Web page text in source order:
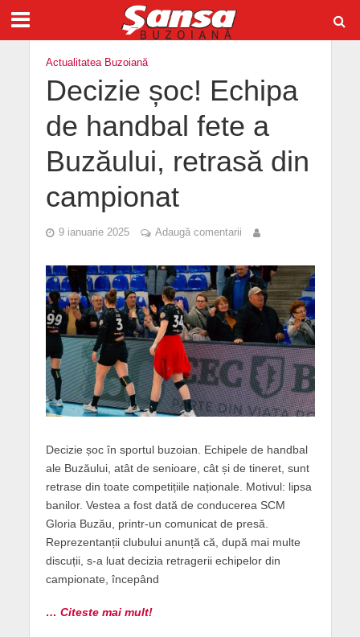
Actualitatea Buzoiană
Decizie șoc! Echipa
de handbal fete a
Buzăului, retrasă din
campionat
9 ianuarie 2025 Adaugă comentarii
Decizie șoc în sportul buzoian. Echipele de handbal
ale Buzăului, atât de senioare, cât și de tineret, sunt
retrase din toate competițiile naționale. Motivul: lipsa
banilor. Vestea a fost dată de conducerea SCM
Gloria Buzău, printr-un comunicat de presă.
Reprezentanții clubului anunță că, după mai multe
discuții, s-a luat decizia retragerii echipelor din
campionate, începând
… Citeste mai mult!